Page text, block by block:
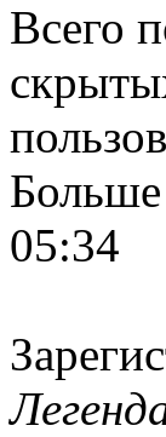
Всего
Больше
05:34